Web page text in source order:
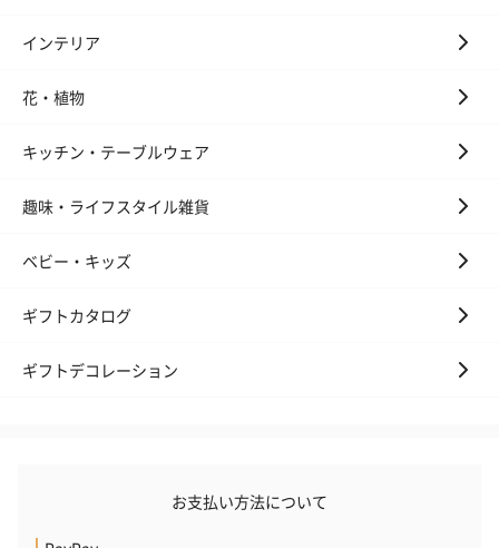
インテリア
花・植物
キッチン・テーブルウェア
趣味・ライフスタイル雑貨
ベビー・キッズ
ギフトカタログ
ギフトデコレーション
お支払い方法について